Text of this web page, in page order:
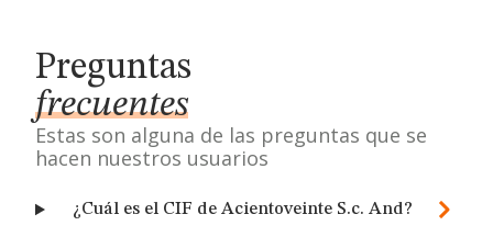
Preguntas
frecuentes
Estas son alguna de las preguntas que se
hacen nuestros usuarios
¿Cuál es el CIF de Acientoveinte S.c. And?